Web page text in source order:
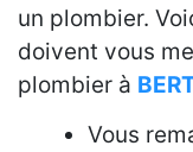
un plombier.
doivent vous
plombier à
Vous